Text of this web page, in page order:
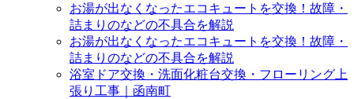
お湯が出なくなったエコキュートを交換！故障・
詰まりのなどの不具合を解説
お湯が出なくなったエコキュートを交換！故障・
詰まりのなどの不具合を解説
浴室ドア交換・洗面化粧台交換・フローリング上
張り工事｜函南町